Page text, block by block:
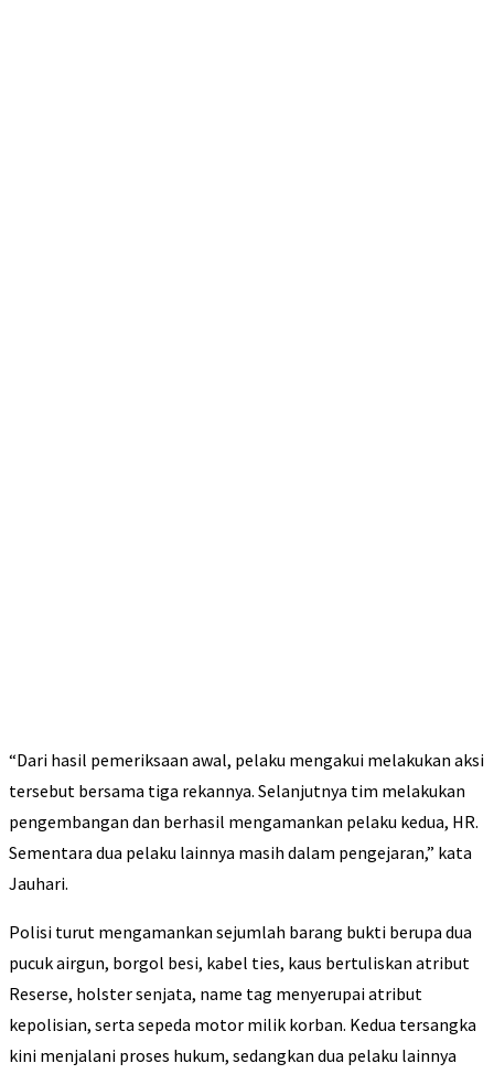
“Dari hasil pemeriksaan awal, pelaku mengakui melakukan aksi
tersebut bersama tiga rekannya. Selanjutnya tim melakukan
pengembangan dan berhasil mengamankan pelaku kedua, HR.
Sementara dua pelaku lainnya masih dalam pengejaran,” kata
Jauhari.
Polisi turut mengamankan sejumlah barang bukti berupa dua
pucuk airgun, borgol besi, kabel ties, kaus bertuliskan atribut
Reserse, holster senjata, name tag menyerupai atribut
kepolisian, serta sepeda motor milik korban. Kedua tersangka
kini menjalani proses hukum, sedangkan dua pelaku lainnya